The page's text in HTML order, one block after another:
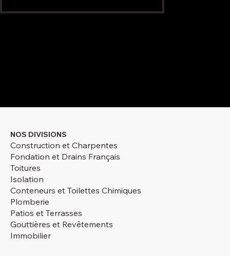
NOS DIVISIONS
Construction et Charpentes
Fondation et Drains Français
Toitures
Isolation
Conteneurs et Toilettes Chimiques
Plomberie
Patios et Terrasses
Gouttières et Revêtements
Immobilier